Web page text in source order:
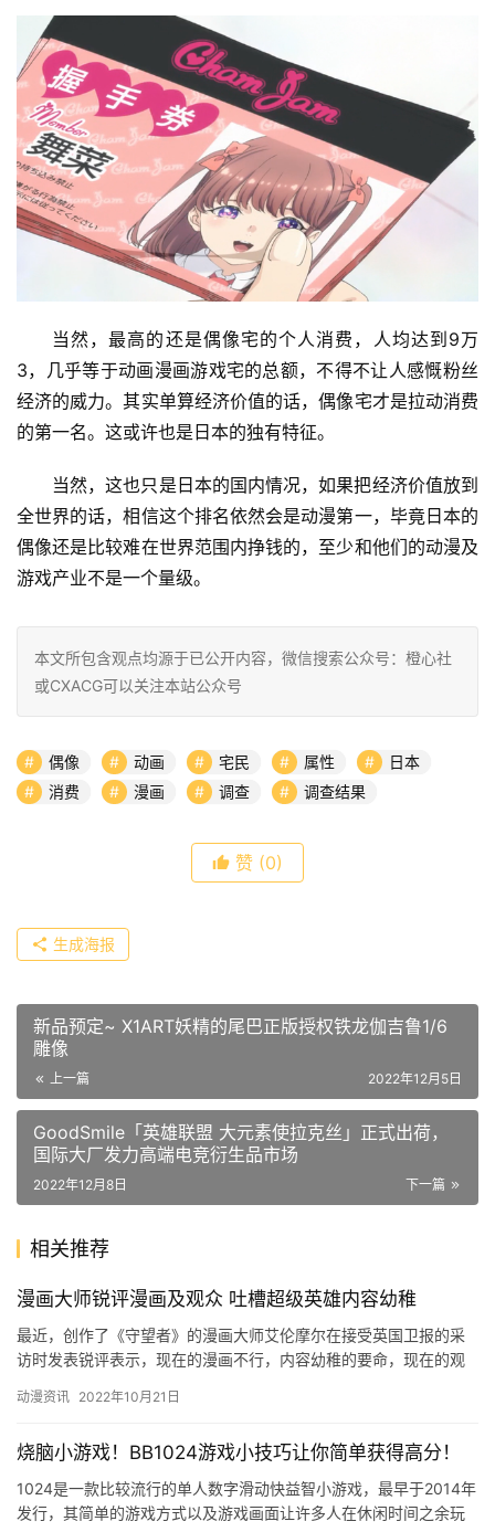
当然，最高的还是偶像宅的个人消费，人均达到9万
3，几乎等于动画漫画游戏宅的总额，不得不让人感慨粉丝
经济的威力。其实单算经济价值的话，偶像宅才是拉动消费
的第一名。这或许也是日本的独有特征。
当然，这也只是日本的国内情况，如果把经济价值放到
全世界的话，相信这个排名依然会是动漫第一，毕竟日本的
偶像还是比较难在世界范围内挣钱的，至少和他们的动漫及
游戏产业不是一个量级。
本文所包含观点均源于已公开内容，微信搜索公众号：橙心社
或CXACG可以关注本站公众号
偶像 动画 宅民 属性
日本
消费
漫画 调查 调查结果
赞 (0)
生成海报
新品预定~ X1ART妖精的尾巴正版授权铁龙伽吉鲁1/6
雕像
上一篇 2022年12月5日
GoodSmile「英雄联盟 大元素使拉克丝」正式出荷，
国际大厂发力高端电竞衍生品市场
下一篇
2022年12月8日
相关推荐
漫画大师锐评漫画及观众 吐槽超级英雄内容幼稚
最近，创作了《守望者》的漫画大师艾伦摩尔在接受英国卫报的采
访时发表锐评表示，现在的漫画不行，内容幼稚的要命，现在的观
场景…
动漫资讯 2022年10月21日
烧脑小游戏！BB1024游戏小技巧让你简单获得高分！
1024是一款比较流行的单人数字滑动快益智小游戏，最早于2014年
发行，其简单的游戏方式以及游戏画面让许多人在休闲时间之余玩